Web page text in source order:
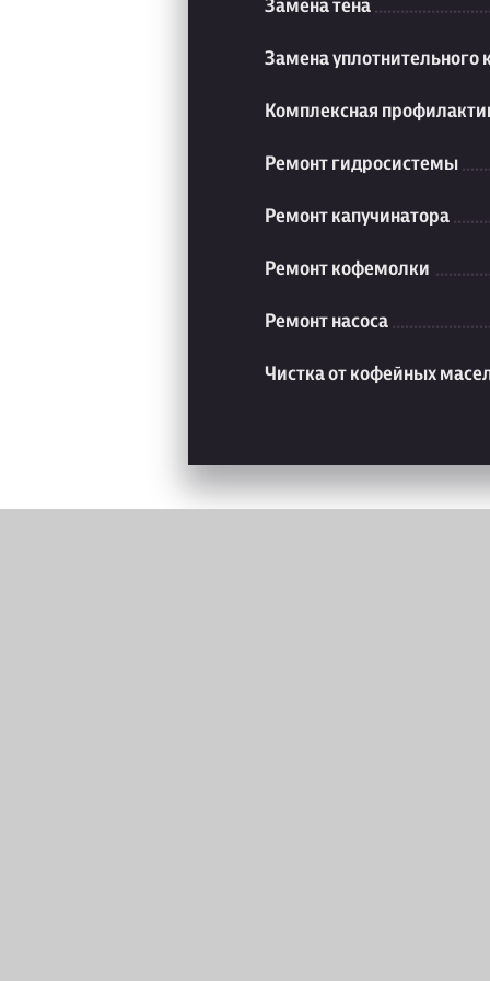
Замена тена
Замена уплотнительного
Комплексная
Ремонт гидросистемы
Ремонт капучинатора
Ремонт кофемолки
Ремонт насоса
Чистка от кофейных